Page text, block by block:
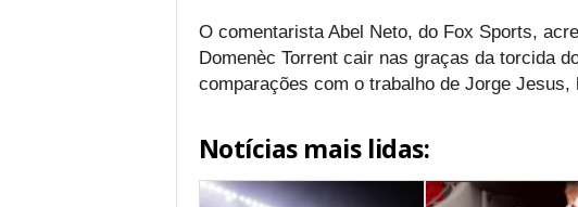
O comentarista Abel Neto, do Fox Sports,
Domenèc Torrent cair nas graças da torcida
comparações com o trabalho de Jorge
Notícias mais lidas: